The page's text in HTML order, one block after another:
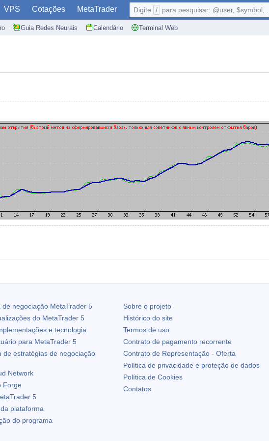
VPS Cotações MetaTrader
Guia Redes Neurais Calendário Terminal Web
Digite / para pesquisar: @user, $symbol, ...
de negociação MetaTrader 5
do MetaTrader 5
e tecnologia
para MetaTrader 5
de estratégias de negociação
Network
Forge
5
plataforma
do programa
Sobre o projeto
Histórico do site
Termos de uso
Contrato de pagamento recorrente
Contrato de Representação - Oferta
Política de privacidade e proteção de dados
Política de Cookies
Contatos